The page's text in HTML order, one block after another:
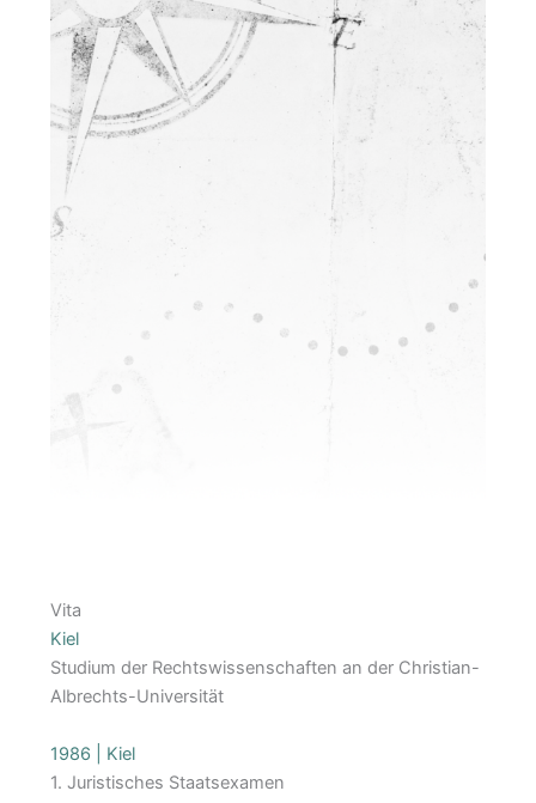
Vita
Kiel
Studium der Rechtswissenschaften an der Christian-
Albrechts-Universität
1986 | Kiel
1. Juristisches Staatsexamen